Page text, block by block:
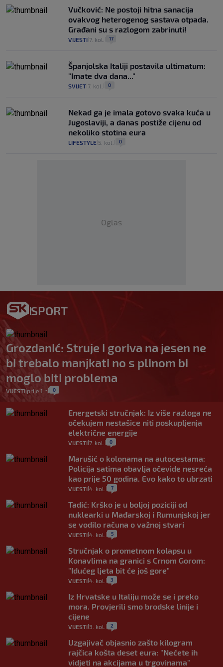
Vučković: Ne postoji hitna sanacija
ovakvog heterogenog sastava otpada.
Građani su s razlogom zabrinuti!
VIJESTI 7. kol. 17
Španjolska Italiji postavila ultimatum:
"Imate dva dana..."
SVIJET 7. kol. 0
Nekad ga je imala gotovo svaka kuća u
Jugoslaviji, a danas postiže cijenu od
nekoliko stotina eura
LIFESTYLE 5. kol. 0
Oglas
SPORT
Grozdanić: Struje i goriva na jesen ne
bi trebalo manjkati no s plinom bi
moglo biti problema
VIJESTI| prije 1 h 0
Energetski stručnjak: Iz više razloga ne
očekujem nestašice niti poskupljenja
električne energije
VIJESTI 7. kol. 0
Marušić o kolonama na autocestama:
Policija satima obavlja očevide nesreća
kao prije 50 godina. Evo kako to ubrzati
VIJESTI 4. kol. 7
Tadić: Krško je u boljoj poziciji od
nuklearki u Mađarskoj i Rumunjskoj jer
se vodilo računa o važnoj stvari
VIJESTI 4. kol. 5
Stručnjak o prometnom kolapsu u
Konavlima na granici s Crnom Gorom:
"Idućeg ljeta bit će još gore"
VIJESTI 4. kol. 3
Iz Hrvatske u Italiju može se i preko
mora. Provjerili smo brodske linije i
cijene
VIJESTI 3. kol. 2
Uzgajivač objasnio zašto kilogram
rajčica košta deset eura: "Nećete ih
vidjeti na akcijama u trgovinama"